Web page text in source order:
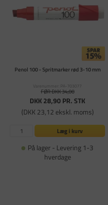
Penol 100 - Spritmarker rød 3-10 mm
Varenummer: PA-703077
FØR DKK 34,00
DKK 28,90PR. STK
(DKK 23,12 ekskl. moms)
Læg i kurv
På lager - Levering 1-3
hverdage